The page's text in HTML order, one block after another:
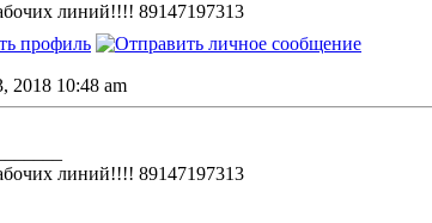
линий!!!! 89147197313
2018 10:48 am
линий!!!! 89147197313